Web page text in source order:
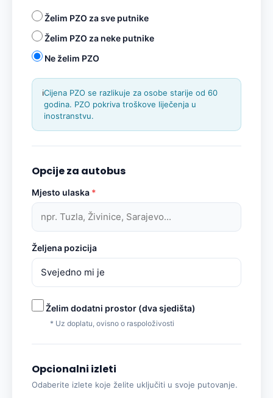
Želim PZO za sve putnike
Želim PZO za neke putnike
Ne želim PZO
ℹ️Cijena PZO se razlikuje za osobe starije od 60
godina. PZO pokriva troškove liječenja u
inostranstvu.
Opcije za autobus
Mjesto ulaska *
Željena pozicija
Želim dodatni prostor (dva sjedišta)
* Uz doplatu, ovisno o raspoloživosti
Opcionalni izleti
Odaberite izlete koje želite uključiti u svoje putovanje.